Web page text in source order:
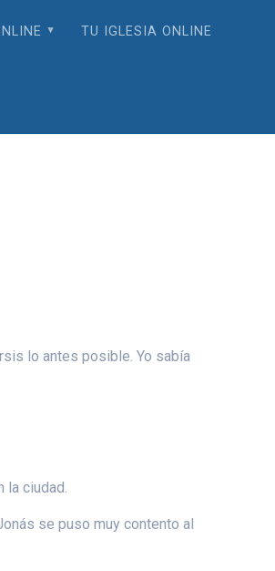
TU IGLESIA ONLINE
lo antes posible. Yo sabía
la ciudad.
se puso muy contento al